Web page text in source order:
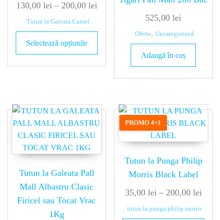
130,00 lei – 200,00 lei
Tutun la Galeata Camel
Selectează opțiunile
525,00lei
Oferte, Uncategorized
Adaugă în coș
Tutun la Galeata Pall
Mall Albastru Clasic
Firicel sau Tocat Vrac
1Kg
PROMO 4+1
Tutun la Punga Philip
Morris Black Label
35,00 lei – 200,00 lei
tutun la punga philip morris